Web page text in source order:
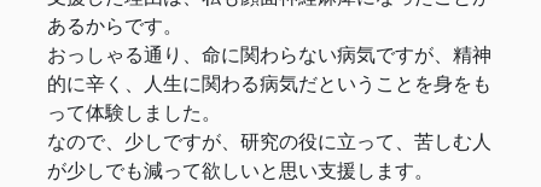
あるからです。
おっしゃる通り、命に関わらない病気ですが、精神
的に辛く、人生に関わる病気だということを身をも
って体験しました。
なので、少しですが、研究の役に立って、苦しむ人
が少しでも減って欲しいと思い支援します。